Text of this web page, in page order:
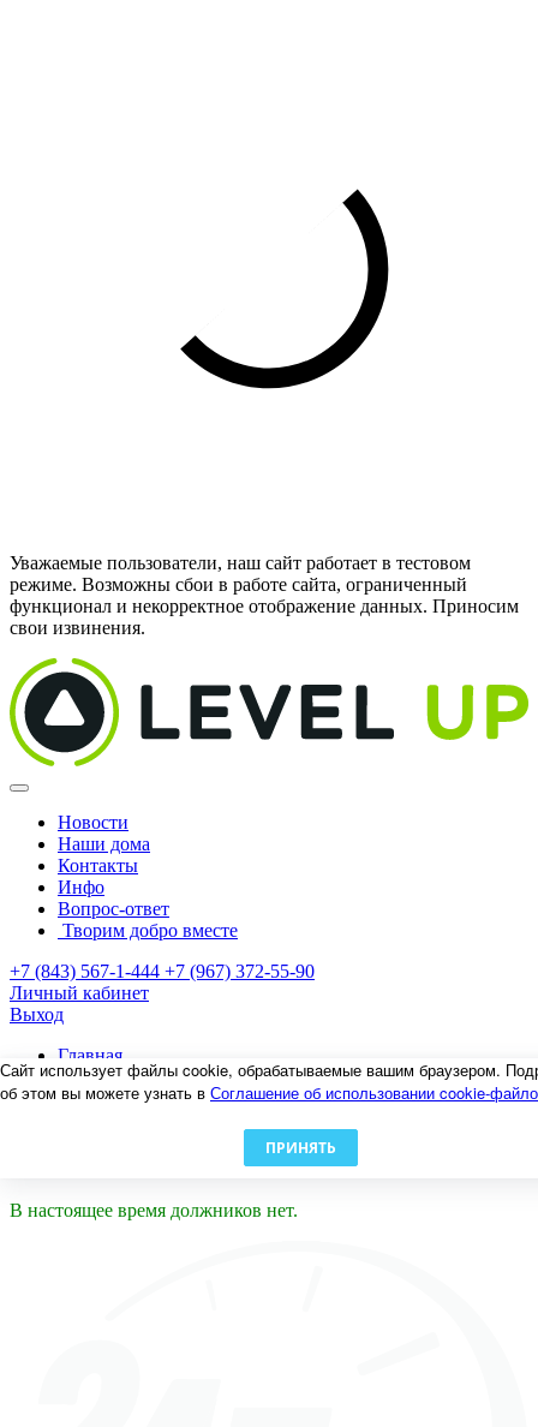
Уважаемые пользователи, наш сайт работает в тестовом
режиме. Возможны сбои в работе сайта, ограниченный
функционал и некорректное отображение данных. Приносим
свои извинения.
Новости
Наши дома
Контакты
Инфо
Вопрос-ответ
Творим добро вместе
+7 (843) 567-1-444 +7 (967) 372-55-90
Личный кабинет
Выход
Главная
Счет дома
Заявки
В настоящее время должников нет.
Сайт использует файлы cookie, обрабатываемые вашим браузером.
об этом вы можете узнать в Соглашение об использовании cookie-
ПРИНЯТЬ